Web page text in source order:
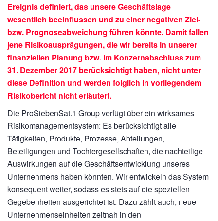
Ereignis definiert, das unsere Geschäftslage
wesentlich beeinflussen und zu einer negativen Ziel-
bzw. Prognoseabweichung führen könnte. Damit fallen
jene Risikoausprägungen, die wir bereits in unserer
finanziellen Planung bzw. im Konzernabschluss zum
31. Dezember 2017 berücksichtigt haben, nicht unter
diese Definition und werden folglich in vorliegendem
Risikobericht nicht erläutert.
Die ProSiebenSat.1 Group verfügt über ein wirksames
Risikomanagementsystem: Es berücksichtigt alle
Tätigkeiten, Produkte, Prozesse, Abteilungen,
Beteiligungen und Tochtergesellschaften, die nachteilige
Auswirkungen auf die Geschäftsentwicklung unseres
Unternehmens haben könnten. Wir entwickeln das System
konsequent weiter, sodass es stets auf die speziellen
Gegebenheiten ausgerichtet ist. Dazu zählt auch, neue
Unternehmenseinheiten zeitnah in den